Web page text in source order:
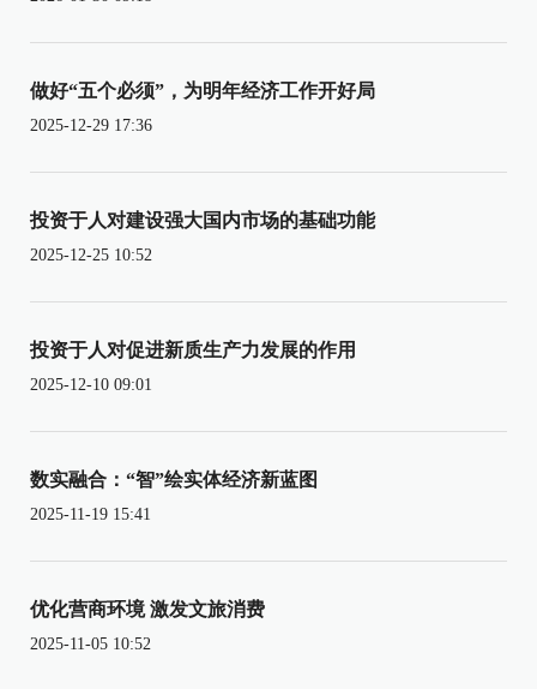
做好“五个必须”，为明年经济工作开好局
2025-12-29 17:36
投资于人对建设强大国内市场的基础功能
2025-12-25 10:52
投资于人对促进新质生产力发展的作用
2025-12-10 09:01
数实融合：“智”绘实体经济新蓝图
2025-11-19 15:41
优化营商环境 激发文旅消费
2025-11-05 10:52